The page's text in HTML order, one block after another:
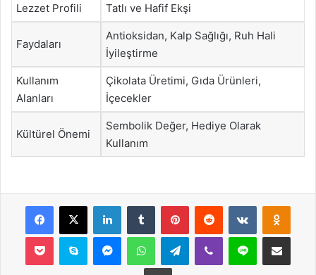
Lezzet Profili Tatlı ve Hafif Ekşi
Faydaları
Antioksidan, Kalp Sağlığı, Ruh Hali
İyileştirme
Kullanım
Alanları
Çikolata Üretimi, Gıda Ürünleri,
İçecekler
Kültürel Önemi
Sembolik Değer, Hediye Olarak
Kullanım
Facebook
X LinkedInTumblr PinterestReddit VKontakte
Pocket Skype MessengerWhatsAppTelegramViber Line E-Posta ile
Yazdır